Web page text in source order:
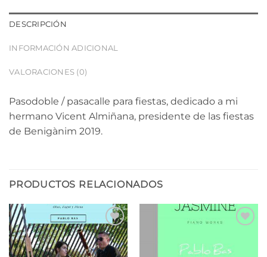
DESCRIPCIÓN
INFORMACIÓN ADICIONAL
VALORACIONES (0)
Pasodoble / pasacalle para fiestas, dedicado a mi
hermano Vicent Almiñana, presidente de las fiestas
de Benigànim 2019.
PRODUCTOS RELACIONADOS
Añadir
a la
lista de
lista de